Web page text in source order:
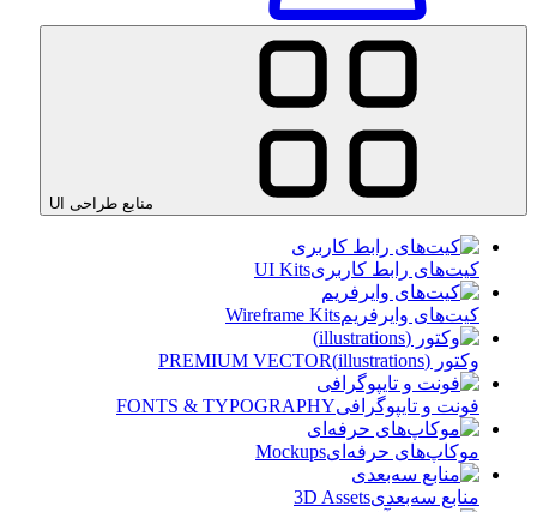
منابع طراحی UI
کیت‌های رابط کاربریUI Kits
کیت‌های وایرفریمWireframe Kits
وکتور (illustrations) PREMIUM VECTOR
فونت و تایپوگرافیFONTS & TYPOGRAPHY
موکاپ‌های حرفه‌ایMockups
منابع سه‌بعدی3D Assets